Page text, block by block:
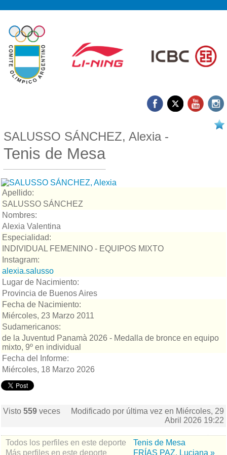
SALUSSO SÁNCHEZ, Alexia -
Tenis de Mesa
Apellido:
SALUSSO SÁNCHEZ
Nombres:
Alexia Valentina
Especialidad:
INDIVIDUAL FEMENINO - EQUIPOS MIXTO
Instagram:
alexia.salusso
Lugar de Nacimiento:
Provincia de Buenos Aires
Fecha de Nacimiento:
Miércoles, 23 Marzo 2011
Sudamericanos:
de la Juventud Panamà 2026 - Medalla de bronce en equipo
mixto, 9º en individual
Fecha del Informe:
Miércoles, 18 Marzo 2026
Visto 559 veces
Modificado por última vez en Miércoles, 29
Abril 2026 19:22
Todos los perfiles en este deporte
Tenis de Mesa
Más perfiles en este deporte
FRÍAS PAZ, Luciana »